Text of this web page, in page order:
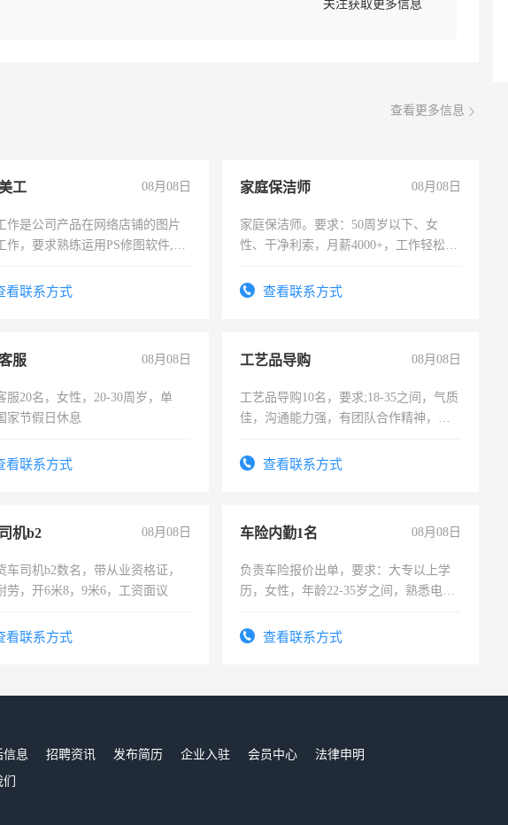
关注获取更多信息
查看更多信息
工 08月08日
作是公司产品在网络店铺的图片
作，要求熟练运用PS修图软件,工
看联系方式
家庭保洁师 08月08日
家庭保洁师。要求：50周岁以下、女
性、干净利索，月薪4000+，工作轻松，
太太等。查看联系方式
服 08月08日
服20名，女性，20-30周岁，单
家节假日休息
看联系方式
工艺品导购 08月08日
工艺品导购10名，要求;18-35之间，气质
佳，沟通能力强，有团队合作精神，有
查看联系方式
机b2 08月08日
车司机b2数名，带从业资格证，
劳，开6米8，9米6，工资面议
看联系方式
车险内勤1名 08月08日
负责车险报价出单，要求：大专以上学
历，女性，年龄22-35岁之间，熟悉电脑
试用期1-3个月，转正后交纳五险，
查看联系方式
信息 招聘资讯 发布简历 企业入驻 会员中心
法律申明